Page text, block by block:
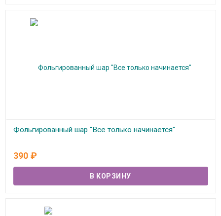
Фольгированный шар "Все только начинается"
390 ₽